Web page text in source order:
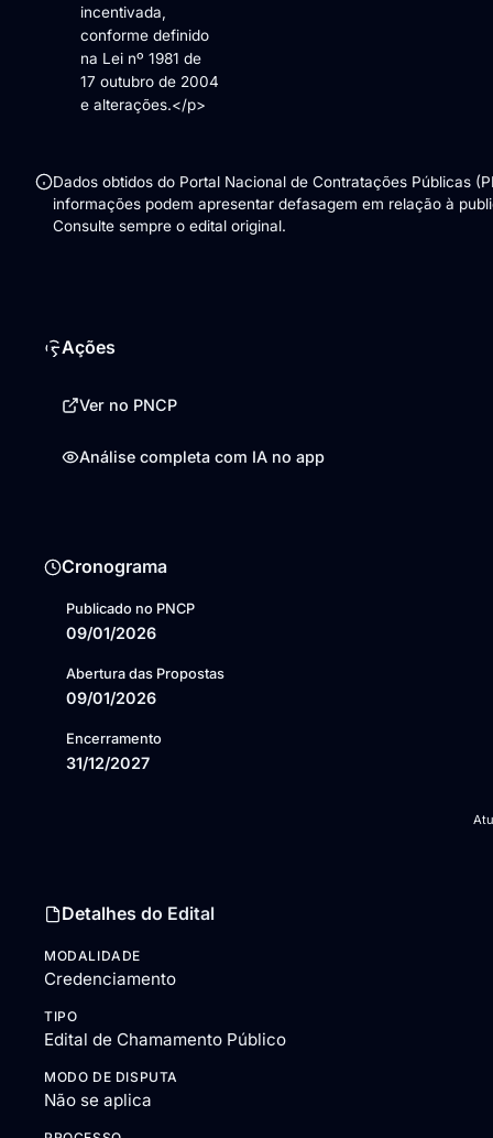
incentivada,
conforme definido
na Lei nº 1981 de
17 outubro de 2004
e alterações.</p>
Dados obtidos do Portal Nacional de Contratações Públicas
informações podem apresentar defasagem em relação à
Consulte sempre o edital original.
Ações
Ver no PNCP
Análise completa com IA no app
Cronograma
Publicado no PNCP
09/01/2026
Abertura das Propostas
09/01/2026
Encerramento
31/12/2027
Detalhes do Edital
MODALIDADE
Credenciamento
TIPO
Edital de Chamamento Público
MODO DE DISPUTA
Não se aplica